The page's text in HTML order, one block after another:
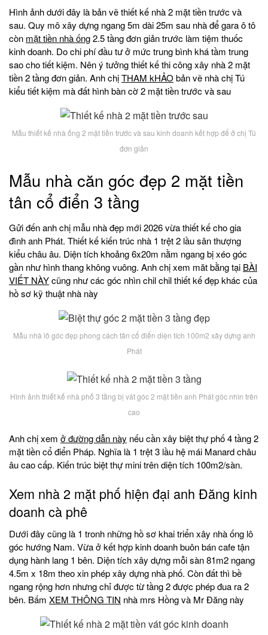
Hình ảnh dưới đây là bản vẽ thiết kế nhà 2 mặt tiền trước và
sau. Quy mô xây dựng ngang 5m dài 25m sau nhà để gara ô tô
còn mặt tiền nhà ống2.5 tầng đơn giản trước làm tiệm thuốc
kinh doanh. Do chi phí đầu tư ở mức trung bình khá tầm trung
sao cho tiết kiệm. Nên ý tưởng thiết kế thi công xây nhà 2 mặt
tiền 2 tầng đơn giản. Anh chịTHAM kHẢO bản vẽ nhà chị Tú
kiểu tiết kiệm mà đất hình bàn cờ 2 mặt tiền trước và sau
Mẫu thiết kế nhà ống 2 mặt tiền trước và sau kinh doanh kết hợp để ở chị Tú
đơn giản
Mẫu nhà căn góc đẹp 2 mặt tiền
tân cổ điển 3 tầng
Gửi đến anh chị mẫu nhà đẹp mới 2026 vừa thiết kế cho gia
đình anh Phát. Thiết kế kiến trúc nhà 1 trệt 2 lầu sân thượng
kiểu châu âu. Diện tích khoảng 6x20m nằm ngang bị xéo góc
gần như hình thang không vuông. Anh chị xem măt bằng tại BÀI
VIẾT NÀYcũng như các góc nhìn chil chil thiết kế đẹp khác của
hồ sơ kỹ thuật nhà này
Mẫu nhà lô góc đẹp phong cách tân cổ điển diện tích 100m2 xây dựng anh
Phát
Hình ảnh thiết kế nhà phố 3 tầng bị vát góc 2 mặt tiền anh Phát góc nhìn trên
cao
Anh chị xem ở đường dẫn này nếu cần xây biệt thự phố 4 tầng 2
mặt tiền cổ điển Pháp. Nghĩa là 1 trệt 3 lầu hệ mái Manard châu
âu cao cấp. Kiến trúc biệt thự mini trên diện tích 100m2/sàn.
Xem nhà 2 mặt phố hiện đại anh Đăng kinh
doanh cà phê
Dưới đây cũng là 1 tronh những hồ sơ khai triển xây nhà ống lô
góc hướng Nam. Vừa ở kết hợp kinh doanh buôn bán cafe tận
dụng hành lang 1 bên. Diện tích xây dựng mỗi sàn 81m2 ngang
4.5m x 18m theo xin phép xây dựng nhà phố. Còn đất thì bề
ngang rộng hơn nhưng chỉ được từ tầng 2 được phép đua ra 2
bên. Bấm XEM THÔNG TIN nhà mrs Hồng và Mr Đăng này